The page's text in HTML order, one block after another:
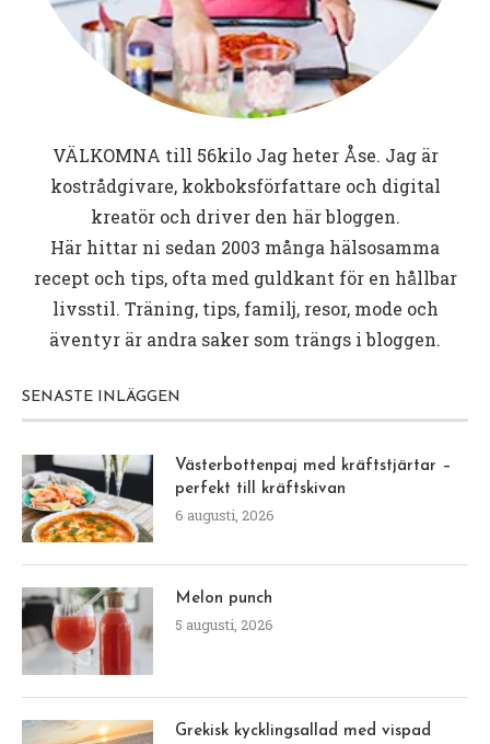
VÄLKOMNA till 56kiloJag heter Åse. Jag är
kostrådgivare, kokboksförfattare och digital
kreatör och driver den här bloggen.
Här hittar ni sedan 2003 många hälsosamma
recept och tips, ofta med guldkant för en hållbar
livsstil. Träning, tips, familj, resor, mode och
äventyr är andra saker som trängs i bloggen.
SENASTE INLÄGGEN
Västerbottenpaj med kräftstjärtar –
perfekt till kräftskivan
6 augusti, 2026
Melon punch
5 augusti, 2026
Grekisk kycklingsallad med vispad